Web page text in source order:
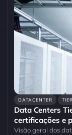
DATACENTER
Data Centers
certificações e
Visão geral dos